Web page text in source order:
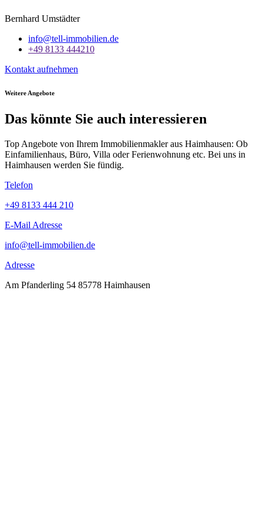
Bernhard Umstädter
info@tell-immobilien.de
+49 8133 444210
Kontakt aufnehmen
Weitere Angebote
Das könnte Sie auch interessieren
Top Angebote von Ihrem Immobilienmakler aus Haimhausen: Ob
Einfamilienhaus, Büro, Villa oder Ferienwohnung etc. Bei uns in
Haimhausen werden Sie fündig.
Telefon
+49 8133 444 210
E-Mail Adresse
info@tell-immobilien.de
Adresse
Am Pfanderling 54 85778 Haimhausen